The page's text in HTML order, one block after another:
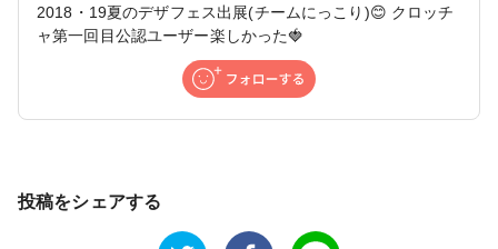
2018・19夏のデザフェス出展(チームにっこり)😊 クロッチ
ャ第一回目公認ユーザー楽しかった🍓
投稿をシェアする